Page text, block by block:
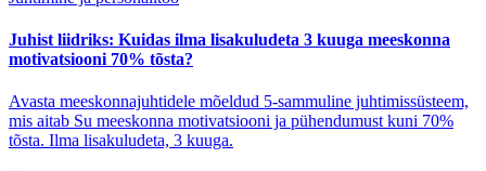
Juhist liidriks: Kuidas ilma lisakuludeta 3 kuuga meeskonna
motivatsiooni 70% tõsta?
Avasta meeskonnajuhtidele mõeldud 5-sammuline juhtimissüsteem,
mis aitab Su meeskonna motivatsiooni ja pühendumust kuni 70%
tõsta. Ilma lisakuludeta, 3 kuuga.